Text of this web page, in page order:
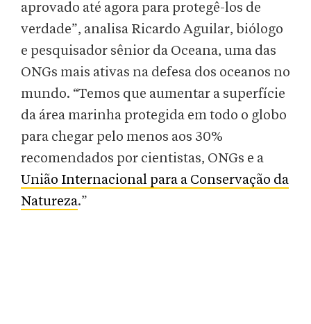
aprovado até agora para protegê-los de
verdade”, analisa Ricardo Aguilar, biólogo
e pesquisador sênior da Oceana, uma das
ONGs mais ativas na defesa dos oceanos no
mundo. “Temos que aumentar a superfície
da área marinha protegida em todo o globo
para chegar pelo menos aos 30%
recomendados por cientistas, ONGs e a
União Internacional para a Conservação da
Natureza.”